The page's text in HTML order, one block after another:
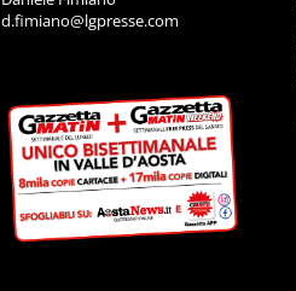
d.fimiano@lgpresse.com